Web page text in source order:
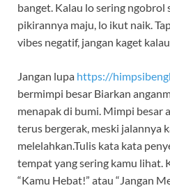
banget. Kalau lo sering ngobrol
pikirannya maju, lo ikut naik.
vibes negatif, jangan kaget
Jangan lupa https://
bermimpi besar Biarkan
menapak di bumi. Mimpi besar
terus bergerak, meski jalannya
melelahkan.Tulis kata kata
tempat yang sering kamu lihat.
“Kamu Hebat!” atau “Jangan